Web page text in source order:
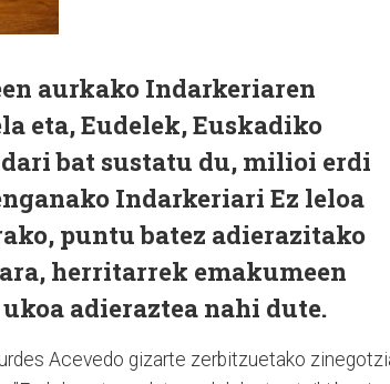
aurkako Indarkeriaren
eta, Eudelek, Euskadiko
bat sustatu du, milioi erdi
Indarkeriari Ez leloa
puntu batez adierazitako
herritarrek emakumeen
adieraztea nahi dute.
Acevedo gizarte zerbitzuetako